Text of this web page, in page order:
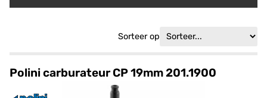
Sorteer op
Polini carburateur CP 19mm 201.1900